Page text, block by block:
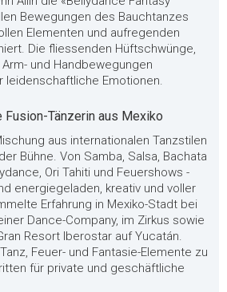
Bewegungen des Bauchtanzes
Elementen und aufregenden
Die fliessenden Hüftschwünge,
und Handbewegungen
Emotionen.
Tänzerin aus Mexiko
aus internationalen Tanzstilen
Bühne. Von Samba, Salsa, Bachata
Ori Tahiti und Feuershows -
energiegeladen, kreativ und voller
Erfahrung in Mexiko-Stadt bei
Dance-Company, im Zirkus sowie
Resort Iberostar auf Yucatán.
Feuer- und Fantasie-Elemente zu
für private und geschäftliche